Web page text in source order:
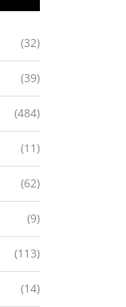
(32)
(39)
(484)
(11)
(62)
(9)
(113)
(14)